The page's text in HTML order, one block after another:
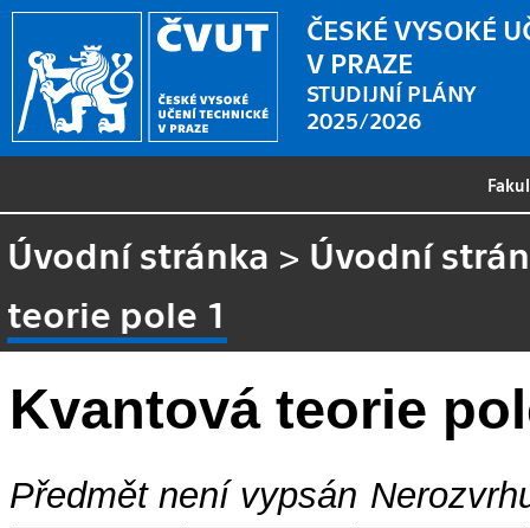
ČESKÉ VYSOKÉ
V PRAZE
STUDIJNÍ PLÁNY
2025/2026
Úvodní stránka > Úvodní
teorie pole 1
Kvantová teorie
Předmět není vypsán